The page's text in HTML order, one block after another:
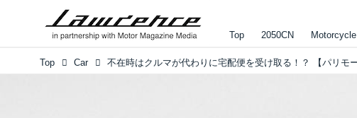
Top 2050CN Motorcycle
Top Car